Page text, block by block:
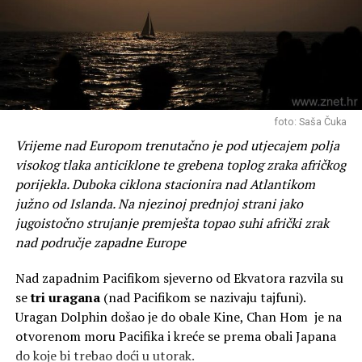
foto: Saša Čuka
Vrijeme nad Europom trenutačno je pod utjecajem polja
visokog tlaka anticiklone te grebena toplog zraka afričkog
porijekla. Duboka ciklona stacionira nad Atlantikom
južno od Islanda. Na njezinoj prednjoj strani jako
jugoistočno strujanje premješta topao suhi afrički zrak
nad područje zapadne Europe
Nad zapadnim Pacifikom sjeverno od Ekvatora razvila su
setri uragana(nad Pacifikom se nazivaju tajfuni).
Uragan Dolphin došao je do obale Kine, Chan Hom je na
otvorenom moru Pacifika i kreće se prema obali Japana
do koje bi trebao doći u utorak.